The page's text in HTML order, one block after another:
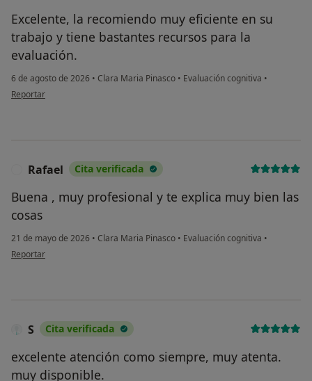
Excelente, la recomiendo muy eficiente en su
trabajo y tiene bastantes recursos para la
evaluación.
6 de agosto de 2026 • Clara Maria Pinasco • Evaluación cognitiva •
en opinión del usuario Ram,
Reportar
Rafael Cita verificada
Buena , muy profesional y te explica muy bien las
cosas
21 de mayo de 2026 • Clara Maria Pinasco • Evaluación cognitiva •
en opinión del usuario Rafael
Reportar
S Cita verificada
excelente atención como siempre, muy atenta.
muy disponible.